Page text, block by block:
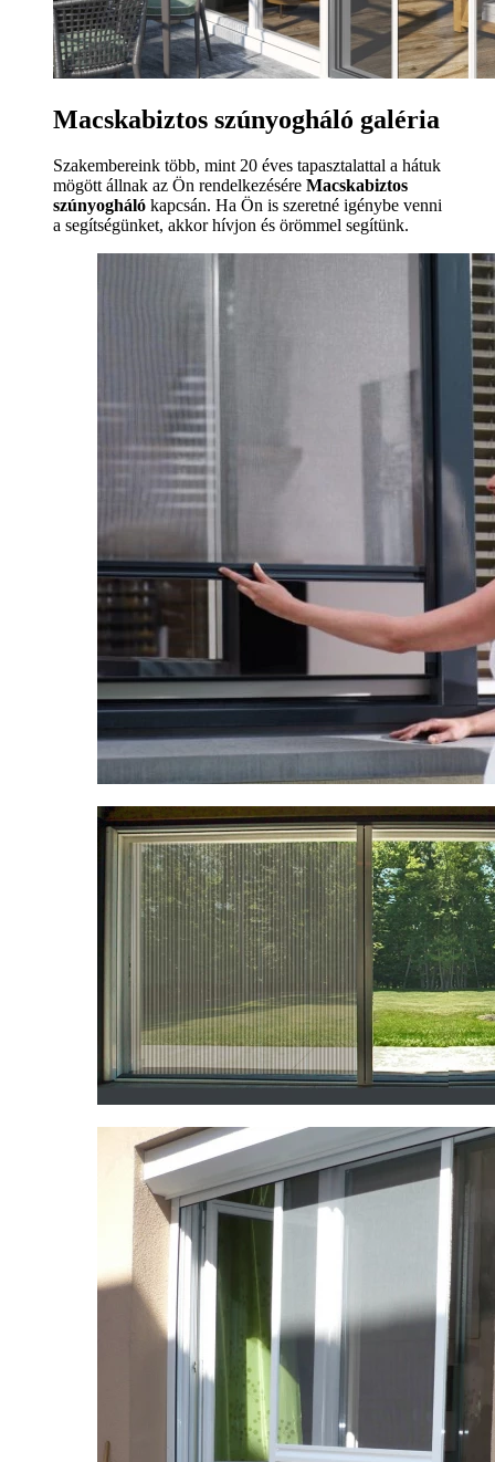
Macskabiztos szúnyogháló galéria
Szakembereink több, mint 20 éves tapasztalattal a hátuk
mögött állnak az Ön rendelkezésére Macskabiztos
szúnyogháló kapcsán. Ha Ön is szeretné igénybe venni
a segítségünket, akkor hívjon és örömmel segítünk.